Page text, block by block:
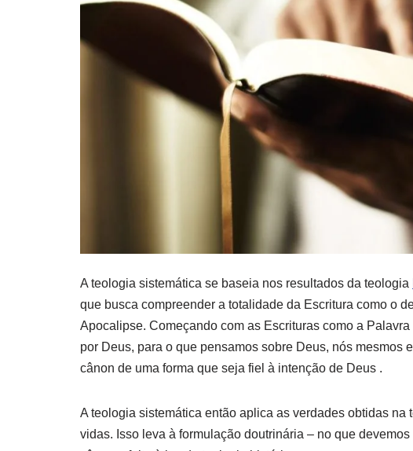
A teologia sistemática se baseia nos resultados da teologia
que busca compreender a totalidade da Escritura como o
Apocalipse. Começando com as Escrituras como a
por Deus, para o que pensamos sobre Deus, nós mesmos
cânon de uma forma que seja fiel à intenção de Deus .
A teologia sistemática então aplica as verdades obtidas
vidas. Isso leva à formulação doutrinária – no que